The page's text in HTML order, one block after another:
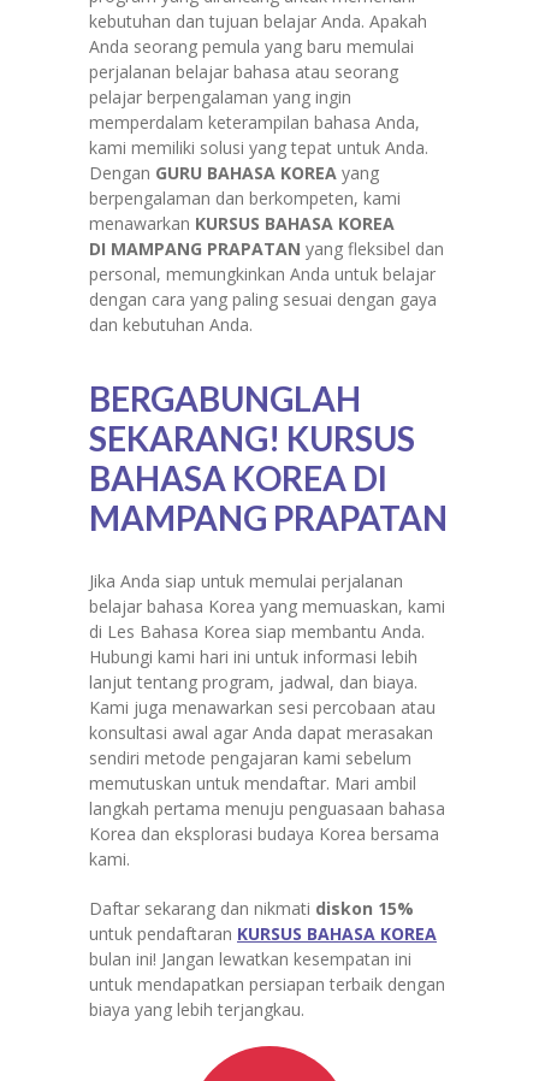
kebutuhan dan tujuan belajar Anda. Apakah
Anda seorang pemula yang baru memulai
perjalanan belajar bahasa atau seorang
pelajar berpengalaman yang ingin
memperdalam keterampilan bahasa Anda,
kami memiliki solusi yang tepat untuk Anda.
Dengan GURU BAHASA KOREA yang
berpengalaman dan berkompeten, kami
menawarkan KURSUS BAHASA KOREA
DI MAMPANG PRAPATAN yang fleksibel dan
personal, memungkinkan Anda untuk belajar
dengan cara yang paling sesuai dengan gaya
dan kebutuhan Anda.
BERGABUNGLAH
SEKARANG! KURSUS
BAHASA KOREA DI
MAMPANG PRAPATAN
Jika Anda siap untuk memulai perjalanan
belajar bahasa Korea yang memuaskan, kami
di Les Bahasa Korea siap membantu Anda.
Hubungi kami hari ini untuk informasi lebih
lanjut tentang program, jadwal, dan biaya.
Kami juga menawarkan sesi percobaan atau
konsultasi awal agar Anda dapat merasakan
sendiri metode pengajaran kami sebelum
memutuskan untuk mendaftar. Mari ambil
langkah pertama menuju penguasaan bahasa
Korea dan eksplorasi budaya Korea bersama
kami.
Daftar sekarang dan nikmati diskon 15%
untuk pendaftaran KURSUS BAHASA KOREA
bulan ini! Jangan lewatkan kesempatan ini
untuk mendapatkan persiapan terbaik dengan
biaya yang lebih terjangkau.